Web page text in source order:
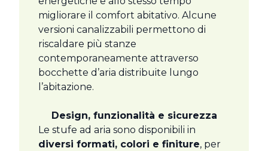
migliorare il comfort abitativo. Alcune
versioni canalizzabili permettono di
riscaldare più stanze
contemporaneamente attraverso
bocchette d’aria distribuite lungo
l’abitazione.
Design, funzionalità e sicurezza
Le stufe ad aria sono disponibili in
diversi formati, colori e finiture, per